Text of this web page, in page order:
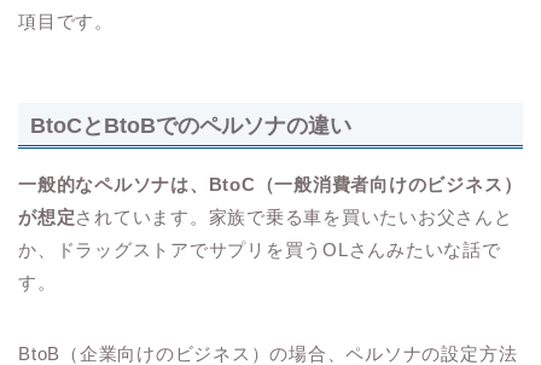
項目です。
BtoCとBtoBでのペルソナの違い
一般的なペルソナは、BtoC（一般消費者向けのビジネス）
が想定されています。家族で乗る車を買いたいお父さんと
か、ドラッグストアでサプリを買うOLさんみたいな話で
す。
BtoB（企業向けのビジネス）の場合、ペルソナの設定方法